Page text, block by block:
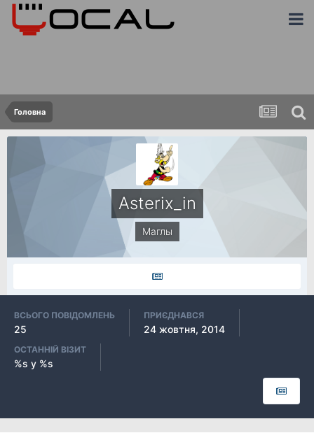
Головна
Asterix_in
Маглы
ВСЬОГО ПОВІДОМЛЕНЬ
25
ПРИЄДНАВСЯ
24 жовтня, 2014
ОСТАННІЙ ВІЗИТ
%s у %s